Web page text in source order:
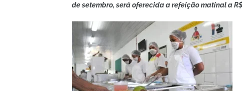
de setembro, será oferecida a refeição matinal a